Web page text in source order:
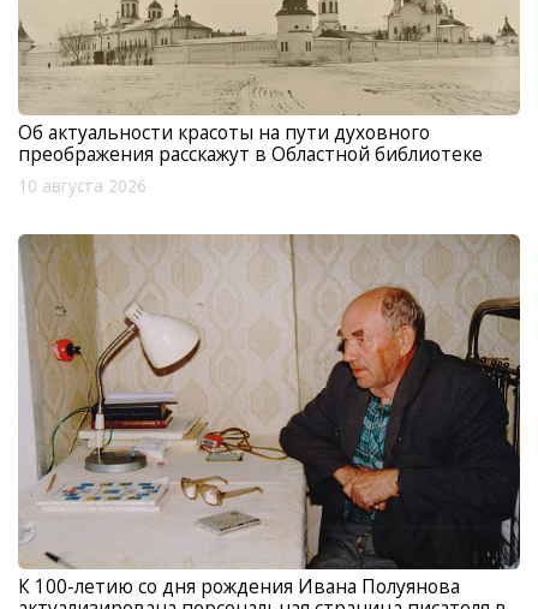
Об актуальности красоты на пути духовного
преображения расскажут в Областной библиотеке
10 августа 2026
К 100-летию со дня рождения Ивана Полуянова